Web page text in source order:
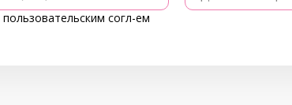
пользовательским согл-ем